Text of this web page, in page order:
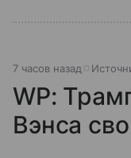
7 часов назад
WP:
Вэнса